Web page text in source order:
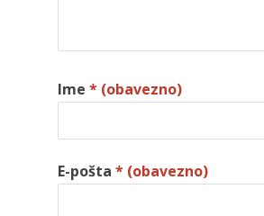
Ime * (obavezno)
E-pošta * (obavezno)